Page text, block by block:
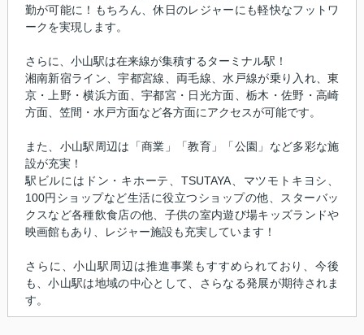
勤が可能に！もちろん、休日のレジャーにも軽快なフットワ
ークを実現します。
さらに、小山駅は在来線が集積するターミナル駅！
湘南新宿ライン、宇都宮線、両毛線、水戸線が乗り入れ、東
京・上野・横浜方面、宇都宮・日光方面、栃木・佐野・高崎
方面、笠間・水戸方面など各方面にアクセスが可能です。
また、小山駅周辺は「商業」「教育」「公園」など多彩な施
設が充実！
駅ビルにはドン・キホーテ、TSUTAYA、マツモトキヨシ、
100円ショップなど生活に役立つショップの他、スターバッ
クスなど各種飲食店の他、子供の室内遊び場キッズランドや
映画館もあり、レジャー施設も充実しています！
さらに、小山駅周辺は推進事業もすすめられており、今後
も、小山駅は地域の中心として、さらなる発展が期待されま
す。